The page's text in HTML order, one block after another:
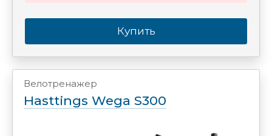
Купить
Велотренажер
Hasttings Wega S300